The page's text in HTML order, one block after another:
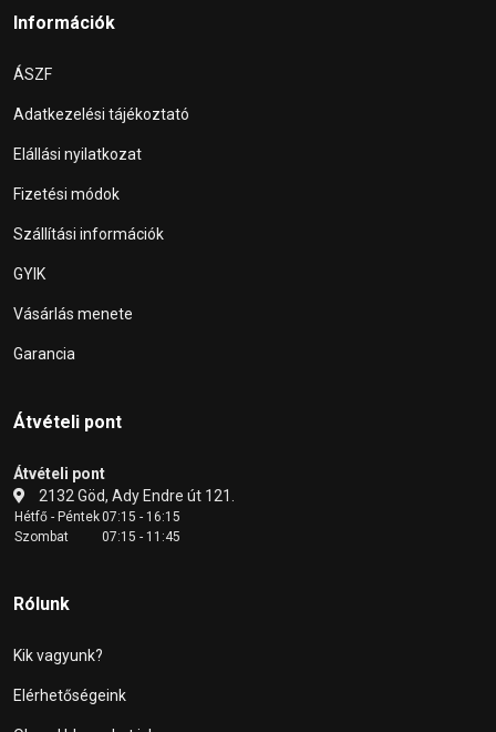
Információk
ÁSZF
Adatkezelési tájékoztató
Elállási nyilatkozat
Fizetési módok
Szállítási információk
GYIK
Vásárlás menete
Garancia
Átvételi pont
Átvételi pont
2132 Göd, Ady Endre út 121.
Hétfő - Péntek07:15 - 16:15
Szombat
07:15 - 11:45
Rólunk
Kik vagyunk?
Elérhetőségeink